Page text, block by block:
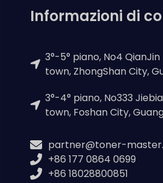
Informazioni di
3°-5° piano, No4 QianJin
town, ZhongShan City,
3°-4° piano, No333
town, Foshan City,
partner@toner-
+86 177 0864 0699
+86 18028800851